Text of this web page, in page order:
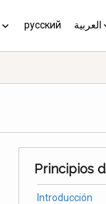
русский العربية
Principios
Introducción